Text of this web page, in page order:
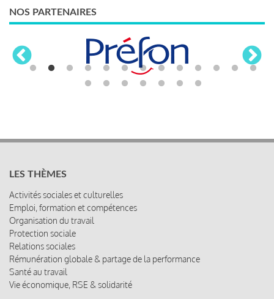
NOS PARTENAIRES
LES THÈMES
Activités sociales et culturelles
Emploi, formation et compétences
Organisation du travail
Protection sociale
Relations sociales
Rémunération globale & partage de la performance
Santé au travail
Vie économique, RSE & solidarité